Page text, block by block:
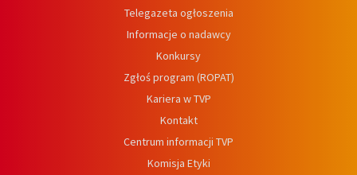
Telegazeta ogłoszenia
Informacje o nadawcy
Konkursy
Zgłoś program (ROPAT)
Kariera w TVP
Kontakt
Centrum informacji TVP
Komisja Etyki